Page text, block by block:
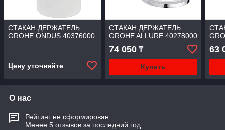
СТАКАН ДЕРЖАТЕЛЬ
GROHE ONDUS 40376000
Цену уточняйте
СТАКАН ДЕРЖАТЕЛЬ
GROHE ALLURE 40278000
74 050₸
Купить
63
О нас
Рейтинг не сформирован
Менее 5 отзывов за последний год